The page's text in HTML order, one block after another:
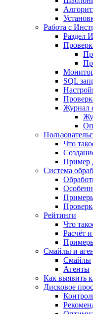
Работа с
Раздел
Монитор
SQL
Журнал
Что
Пример
Система
Рейтинги
Что
Расчёт
Смайлы и
Смайлы
Агенты
Как выявить
Дисковое